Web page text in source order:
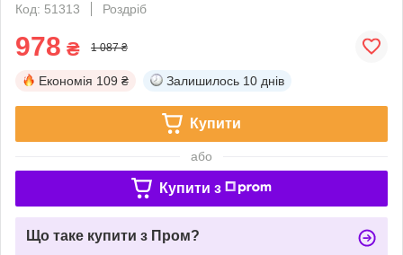
Код: 51313
Роздріб
978 ₴ 1 087 ₴
Економія 109 ₴ Залишилось 10 днів
Купити
або
Купити з
Що таке купити з Пром?